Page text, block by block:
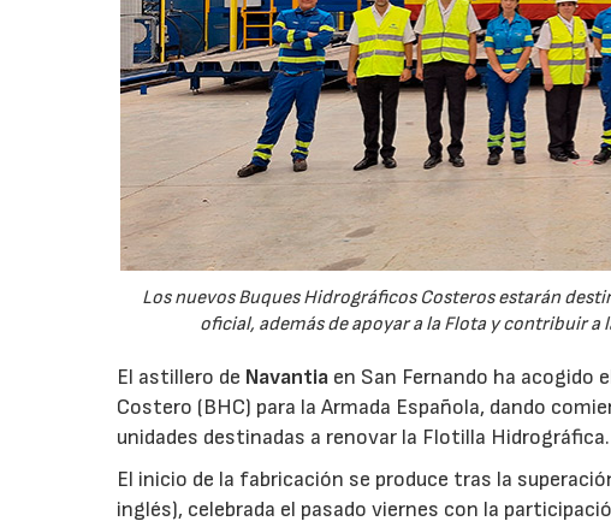
Los nuevos Buques Hidrográficos Costeros estarán
oficial, además de apoyar a la Flota y contribuir
El astillero de Navantia en San Fernando ha acogido
Costero (BHC) para la Armada Española, dando
unidades destinadas a renovar la Flotilla Hidrográfica.
El inicio de la fabricación se produce tras la
inglés), celebrada el pasado viernes con la